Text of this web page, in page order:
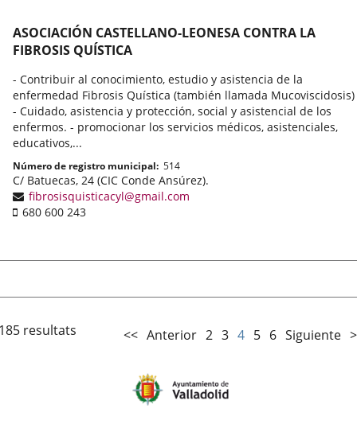
électronique
ASOCIACIÓN CASTELLANO-LEONESA CONTRA LA
FIBROSIS QUÍSTICA
- Contribuir al conocimiento, estudio y asistencia de la
enfermedad Fibrosis Quística (también llamada Mucoviscidosis)
- Cuidado, asistencia y protección, social y asistencial de los
enfermos. - promocionar los servicios médicos, asistenciales,
educativos,...
Número de registro municipal 514
Adresse
postale
C/ Batuecas, 24 (CIC Conde Ansúrez).
Adresse
de
fibrosisquisticacyl@gmail.com
Téléphone
680 600 243
resultats << Anterior 2 3 4 5 6 Siguiente